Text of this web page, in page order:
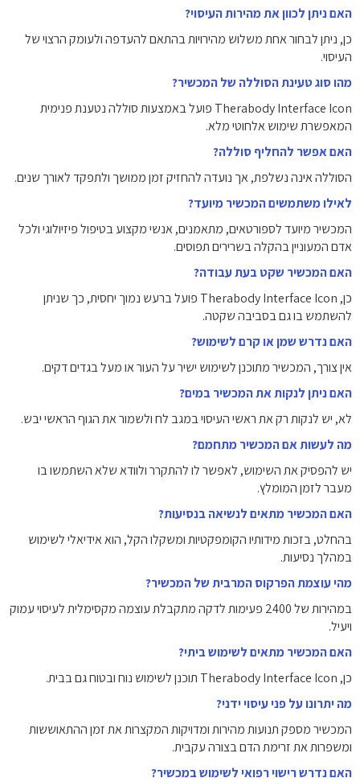
האם ניתן לכוון את מהירות העיסוי?
כן, ניתן לבחור אחת משלוש מהירויות בהתאם להעדפה ולעומק הרצוי של
העיסוי.
מהו סוג טעינת הסוללה של המכשיר?
Therabody Interface Icon פועל באמצעות סוללה נטענת פנימית
המאפשרת שימוש אלחוטי מלא.
האם אפשר להחליף סוללה?
הסוללה אינה נשלפת, אך נועדה להחזיק זמן ממושך ולתפקד לאורך שנים.
לאילו משתמשים המכשיר מיועד?
המכשיר מיועד לספורטאים, מתאמנים, אנשי מקצוע בטיפול פיזיולוגי ולכל
אדם המעוניין בהקלה בשרירים תפוסים.
האם המכשיר שקט בעת עבודה?
כן, Therabody Interface Icon פועל ברעש נמוך יחסית, כך שניתן
להשתמש בו גם בסביבה שקטה.
האם נדרש שמן או קרם לשימוש?
אין צורך, המכשיר מתוכנן לשימוש ישיר על העור או מעל בגדים דקים.
האם ניתן לנקות את המכשיר במים?
לא, יש לנקות רק את ראשי העיסוי במגב לח ולשמור את הגוף הראשי יבש.
מה לעשות אם המכשיר מתחמם?
יש להפסיק את השימוש, לאפשר לו להתקרר ולוודא שלא השתמשו בו
מעבר לזמן המומלץ.
האם המכשיר מתאים לנשיאה בנסיעות?
בהחלט, בזכות מידותיו הקומפקטיות ומשקלו הקל, הוא אידיאלי לשימוש
במהלך נסיעות.
מהי עוצמת הפרקוס המרבית של המכשיר?
במהירות של 2400 פעימות לדקה מתקבלת עוצמה מקסימלית לעיסוי עמוק
ויעיל.
האם המכשיר מתאים לשימוש ביתי?
כן, Therabody Interface Icon תוכנן לשימוש נוח ובטוח גם בבית.
מה יתרונו על פני עיסוי ידני?
המכשיר מספק תנועות מהירות ומדויקות המקצרות את זמן ההתאוששות
ומשפרות את זרימת הדם בצורה עקבית.
האם נדרש רישוי רפואי לשימוש במכשיר?